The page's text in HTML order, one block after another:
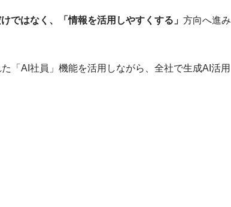
ではなく、「情報を活用しやすくする」 方向へ進み
「AI社員」機能を活用しながら、全社で生成AI活用